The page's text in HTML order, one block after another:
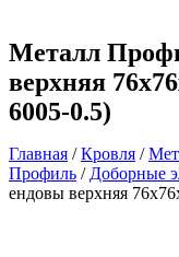
Металл
верхняя
6005-0.5)
Главная /Кровля /
Профиль / Доборные
ендовы верхняя